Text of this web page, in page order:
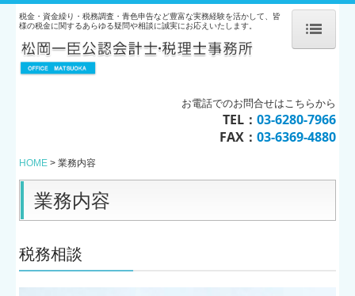
HOME
料金案内
税務トピックス
お問い合わせ
税務トピックス
個人情報保護方針
税金・資金繰り・税務調査・青色申告など豊富な実務経験を活かして、皆
様の税金に関するあらゆる疑問や相談に誠実にお応えいたします。
お電話でのお問合せはこちらから
TEL： 03-6280-7966
FAX： 03-6369-4880
HOME 業務内容
業務内容
税務相談